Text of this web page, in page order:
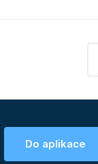
Do aplikace